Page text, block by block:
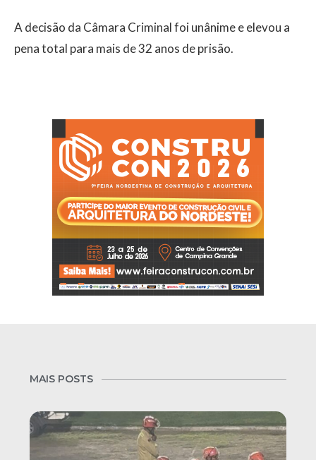
A decisão da Câmara Criminal foi unânime e elevou a
pena total para mais de 32 anos de prisão.
MAIS POSTS